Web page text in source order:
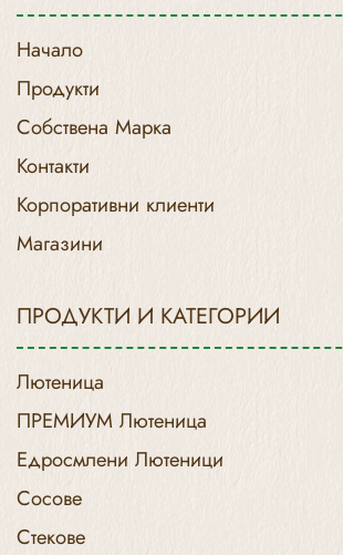
Начало
Продукти
Собствена Марка
Контакти
Корпоративни клиенти
Магазини
ПРОДУКТИ И КАТЕГОРИИ
Лютеница
ПРЕМИУМ Лютеница
Едросмлени Лютеници
Сосове
Стекове